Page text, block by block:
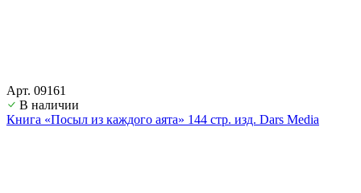
Арт. 09161
В наличии
Книга «Посыл из каждого аята» 144 стр. изд. Dars Media